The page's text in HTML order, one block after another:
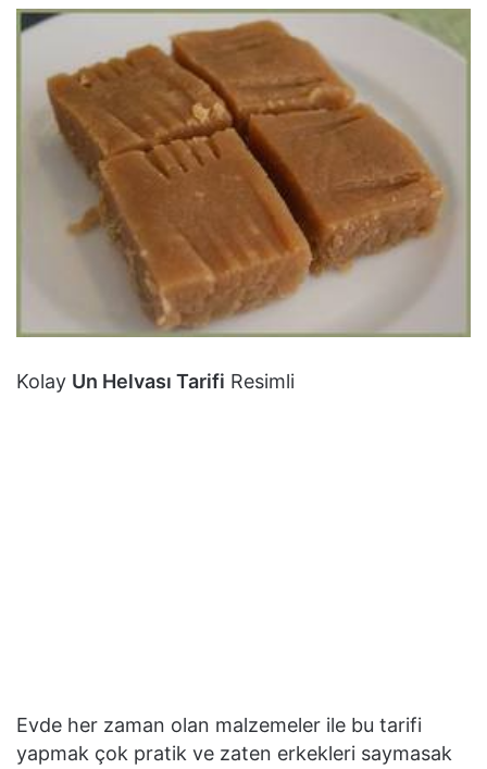
Kolay Un Helvası Tarifi Resimli
Evde her zaman olan malzemeler ile bu tarifi
yapmak çok pratik ve zaten erkekleri saymasak